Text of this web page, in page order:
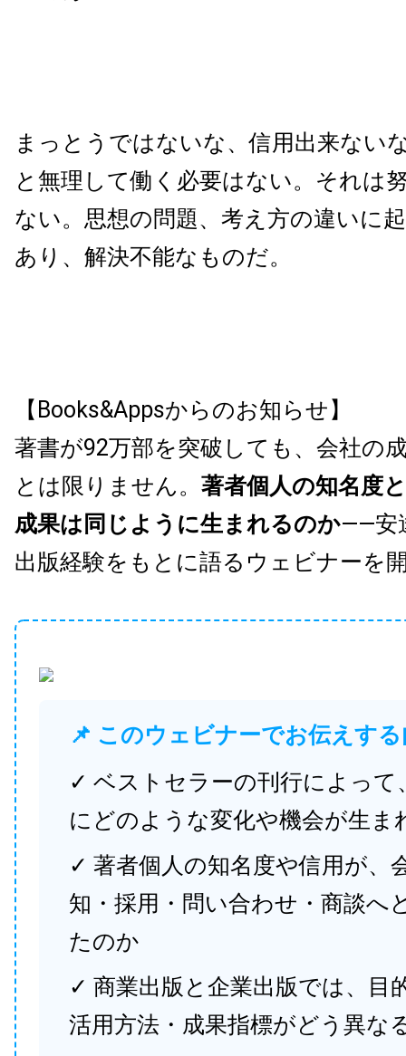
まっとうではないな、信用出来ない
と無理して働く必要はない。それは
ない。思想の問題、考え方の違いに
あり、解決不能なものだ。
【Books&Appsからのお知らせ】
著書が92万部を突破しても、会社の
とは限りません。 著者個人の知名度
成果は同じように生まれるのか——安
出版経験をもとに語るウェビナーを
📌 このウェビナーでお伝えす
✓ ベストセラーの刊行によって
にどのような変化や機会が生ま
✓ 著者個人の知名度や信用が、
知・採用・問い合わせ・商談へ
たのか
✓ 商業出版と企業出版では、目
活用方法・成果指標がどう異な